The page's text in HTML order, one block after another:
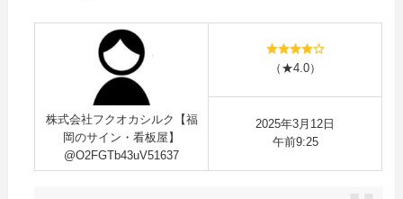
株式会社フクオカシルク【福
岡のサイン・看板屋】
@O2FGTb43uV51637
（★4.0）
2025年3月12日
午前9:25